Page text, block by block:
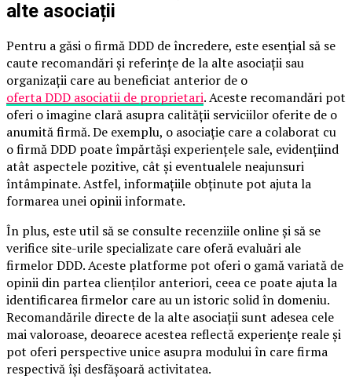
alte asociații
Pentru a găsi o firmă DDD de încredere, este esențial să se
caute recomandări și referințe de la alte asociații sau
organizații care au beneficiat anterior de o
oferta DDD asociatii de proprietari. Aceste recomandări pot
oferi o imagine clară asupra calității serviciilor oferite de o
anumită firmă. De exemplu, o asociație care a colaborat cu
o firmă DDD poate împărtăși experiențele sale, evidențiind
atât aspectele pozitive, cât și eventualele neajunsuri
întâmpinate. Astfel, informațiile obținute pot ajuta la
formarea unei opinii informate.
În plus, este util să se consulte recenziile online și să se
verifice site-urile specializate care oferă evaluări ale
firmelor DDD. Aceste platforme pot oferi o gamă variată de
opinii din partea clienților anteriori, ceea ce poate ajuta la
identificarea firmelor care au un istoric solid în domeniu.
Recomandările directe de la alte asociații sunt adesea cele
mai valoroase, deoarece acestea reflectă experiențe reale și
pot oferi perspective unice asupra modului în care firma
respectivă își desfășoară activitatea.